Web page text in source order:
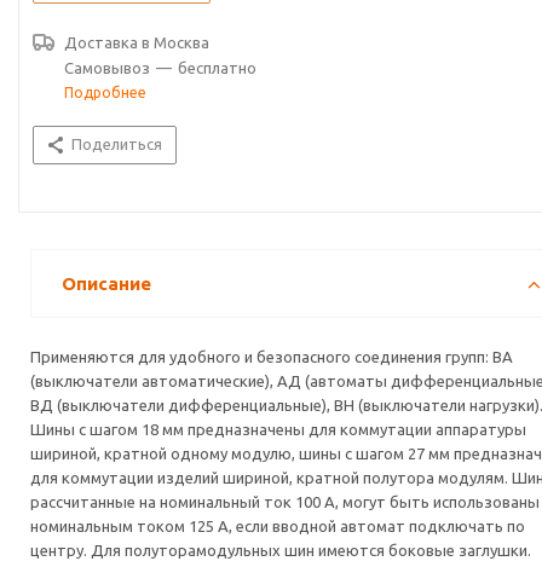
Доставка в Москва
Самовывоз — бесплатно
Подробнее
Поделиться
Описание
Применяются для удобного и безопасного соединения групп: ВА
(выключатели автоматические), АД (автоматы
ВД (выключатели дифференциальные), ВН (выключатели нагрузки).
Шины с шагом 18 мм предназначены для коммутации аппаратуры
шириной, кратной одному модулю, шины с шагом 27 мм
для коммутации изделий шириной, кратной полутора модулям.
рассчитанные на номинальный ток 100 А, могут быть использованы
номинальным током 125 А, если вводной автомат подключать по
центру. Для полуторамодульных шин имеются боковые заглушки.